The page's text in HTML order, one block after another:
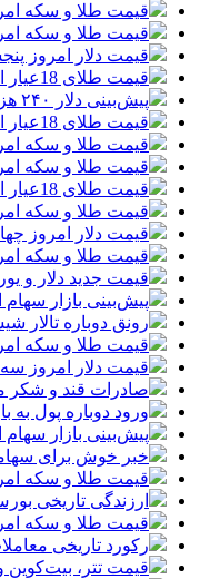
قیمت طلا و سکه امروز جمعه 9مرداد 1405/ افزایش
قیمت طلا و سکه امروز جمعه 9مرداد/ افزایش همه
قیمت دلار امروز پنجشنبه 8مرداد/ کاهش قیمت +
قیمت طلای 18عیار امروز دوشنبه 5مرداد/ افزایش قیمت + جدول و جزئیات
پیش‌بینی دلار ۲۴۰ هزار تومانی در سناریوی تداوم وضع موجود
قیمت طلای 18عیار امروز سه شنبه 6مرداد/ افزایش قیمت + جدول و جزئیات
قیمت طلا و سکه امروز 6مرداد 1405/ قیمت ها بر مدار افزایش +
قیمت طلا و سکه امروز چهارشنبه
قیمت طلای 18عیار امروز چهارشنبه 7مرداد/ افزایش قیمت + جدول
قیمت طلا و سکه امروز چهارشنبه 7مرداد/
قیمت دلار امروز چهارشنبه 7مرداد/
قیمت طلا و سکه امروز پنجشنبه
قیمت جدید دلار و یورو امروز
پیش‌بینی بازار سهام امروز چهارشنبه ۷ مرداد ۱۴۰۵
رونق دوباره
قیمت طلا و سکه امروز
قیمت دلار امروز سه شنبه 6مرداد/
صادرات قند و شکر
ورود دوباره پول به
پیش‌بینی بازار سهام امروز سه‌شنبه ۶ مرداد ۱۴۰۵ | در چه
خبر خوش برای
قیمت طلا و سکه امروز سه شنبه 6مرداد/
ارزندگی تاریخی بورس/ سود
قیمت طلا و سکه امروز سه شنبه 6مرداد
رکورد تاریخی معاملات
قیمت تتر، بیت‌کوین و اتریوم امروز دوشنبه ۵ مرداد